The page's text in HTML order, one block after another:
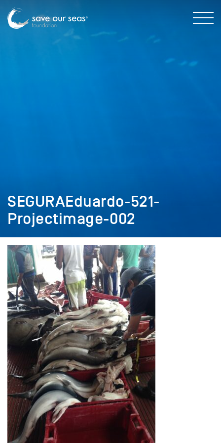
SEGURAEduardo-521-
Projectimage-002